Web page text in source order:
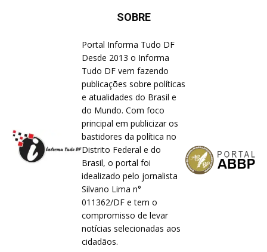
SOBRE
Portal Informa Tudo DF
Desde 2013 o Informa
Tudo DF vem fazendo
publicações sobre políticas
e atualidades do Brasil e
do Mundo. Com foco
principal em publicizar os
bastidores da política no
Distrito Federal e do
Brasil, o portal foi
idealizado pelo jornalista
Silvano Lima n°
011362/DF e tem o
compromisso de levar
notícias selecionadas aos
cidadãos.